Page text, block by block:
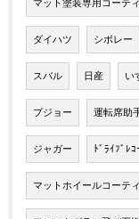
マット塗装専用コーテ
ダイハツ シボレー
スバル 日産 い
プジョー 運転席助
ジャガー ﾄﾞﾗｲﾌﾞﾚ
マットホイールコーテ